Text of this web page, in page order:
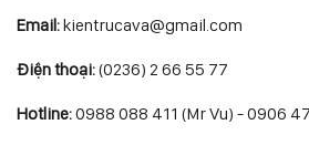
Email:kientrucava@gmail.com
Điện thoại:(0236) 2 66 55 77
Hotline:0988 088 411 (Mr Vu) - 0906